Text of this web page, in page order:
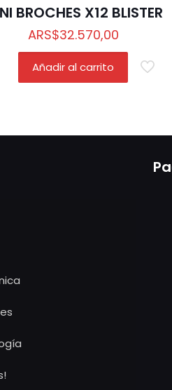
BROCHES X12 BLISTER
ARS$32.570,00
Añadir al carrito